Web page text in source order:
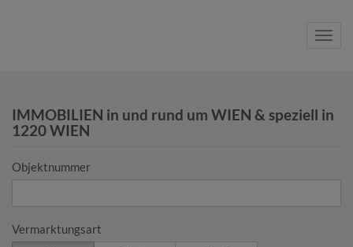
IMMOBILIEN in und rund um WIEN & speziell in
1220 WIEN
Objektnummer
Vermarktungsart